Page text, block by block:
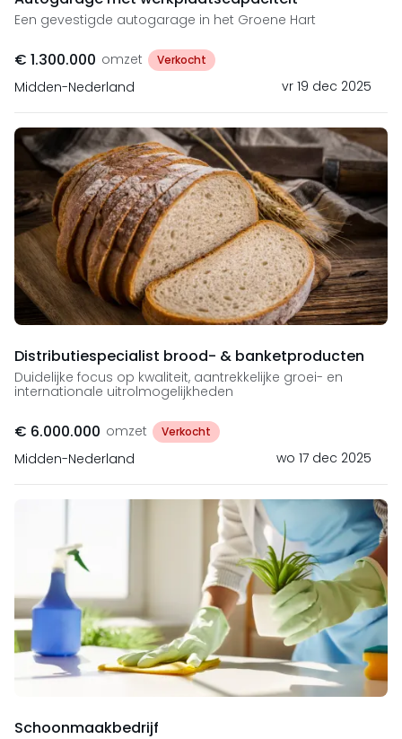
Een gevestigde autogarage in het Groene Hart
€ 1.300.000 omzet Verkocht
Midden-Nederland vr 19 dec 2025
Distributiespecialist brood- & banketproducten
Duidelijke focus op kwaliteit, aantrekkelijke groei- en
internationale uitrolmogelijkheden
€ 6.000.000 omzet Verkocht
Midden-Nederland wo 17 dec 2025
Schoonmaakbedrijf